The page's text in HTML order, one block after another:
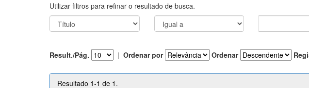
Utilizar filtros para refinar o resultado de busca.
Result./Pág. | Ordenar por Ordenar
Resultado 1-1 de 1.